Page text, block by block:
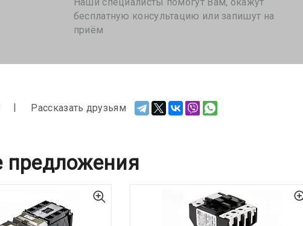
бесплатную консультацию или запишут на
приём
Рассказать друзьям
предложения